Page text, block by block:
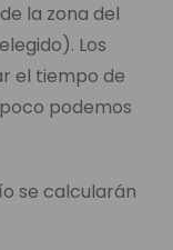
la zona del
Los
el tiempo de
podemos
se calcularán